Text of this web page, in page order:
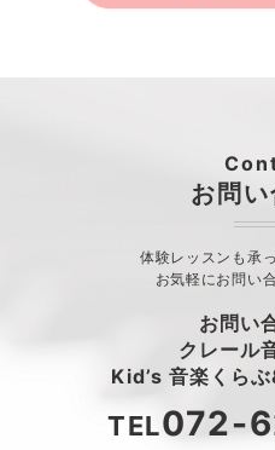
お問
体験レッスンも承
お気軽にお問い
お問い
クレール
Kid’s 音楽くら
TEL072-